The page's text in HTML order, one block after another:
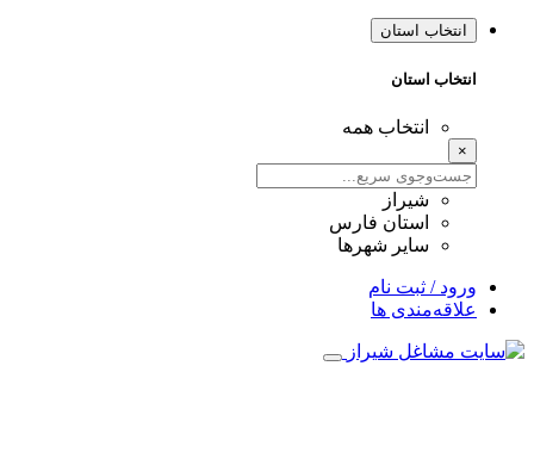
انتخاب استان
انتخاب استان
انتخاب همه
×
شیراز
استان فارس
سایر شهرها
ورود / ثبت نام
علاقه‌مندی ها